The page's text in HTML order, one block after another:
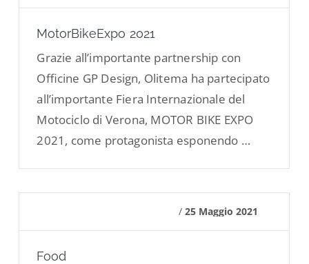
MotorBikeExpo 2021
Grazie all’importante partnership con
Officine GP Design, Olitema ha partecipato
all’importante Fiera Internazionale del
Motociclo di Verona, MOTOR BIKE EXPO
2021, come protagonista esponendo …
/ 25 Maggio 2021
Food